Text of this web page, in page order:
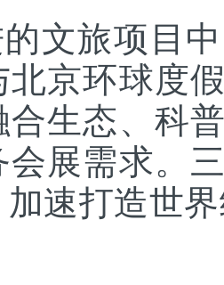
文旅项目
北京环球度
合生态、科
会展需求。
速打造世